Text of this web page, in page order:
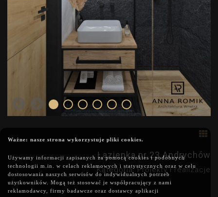
Łazienka nr 23 Andrychów
Kategoria: Projekty i realizacje
Ważne: nasze strona wykorzystuje pliki cookies.
Używamy informacji zapisanych za pomocą cookies i podobnych
technologii m.in. w celach reklamowych i statystycznych oraz w celu
dostosowania naszych serwisów do indywidualnych potrzeb
użytkowników. Mogą też stosować je współpracujący z nami
reklamodawcy, firmy badawcze oraz dostawcy aplikacji